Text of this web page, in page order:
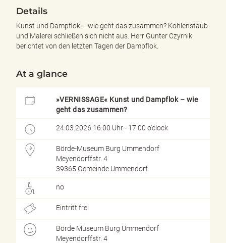
e
Details
Kunst und Dampflok – wie geht das zusammen? Kohlenstaub
und Malerei schließen sich nicht aus. Herr Gunter Czyrnik
berichtet von den letzten Tagen der Dampflok.
At a glance
»VERNISSAGE« Kunst und Dampflok – wie
geht das zusammen?
24.03.2026 16:00 Uhr - 17:00 o'clock
Börde-Museum Burg Ummendorf
Meyendorffstr. 4
39365 Gemeinde Ummendorf
no
Eintritt frei
Börde Museum Burg Ummendorf
Meyendorffstr. 4